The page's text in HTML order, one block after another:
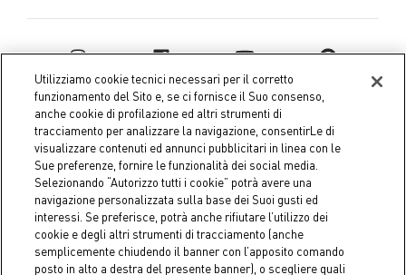
Coin S.p.A. Tax code / VAT number 04391480276, share capital
€ 10.000.000,00 fully paid up
Utilizziamo cookie tecnici necessari per il corretto
funzionamento del Sito e, se ci fornisce il Suo consenso,
anche cookie di profilazione ed altri strumenti di
tracciamento per analizzare la navigazione, consentirLe di
visualizzare contenuti ed annunci pubblicitari in linea con le
Sue preferenze, fornire le funzionalità dei social media.
Selezionando “Autorizzo tutti i cookie” potrà avere una
navigazione personalizzata sulla base dei Suoi gusti ed
interessi. Se preferisce, potrà anche rifiutare l’utilizzo dei
cookie e degli altri strumenti di tracciamento (anche
semplicemente chiudendo il banner con l’apposito comando
posto in alto a destra del presente banner), o scegliere quali